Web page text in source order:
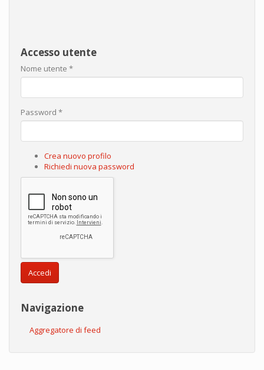
Accesso utente
Nome utente *
Password *
Crea nuovo profilo
Richiedi nuova password
Accedi
Navigazione
Aggregatore di feed